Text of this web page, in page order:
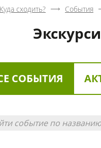
Куда сходить? События
СОБЫТИЯ